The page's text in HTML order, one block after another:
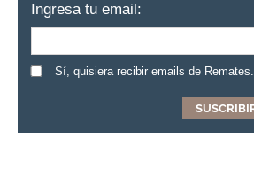
Ingresa tu email:
Sí, quisiera recibir emails de Remates.